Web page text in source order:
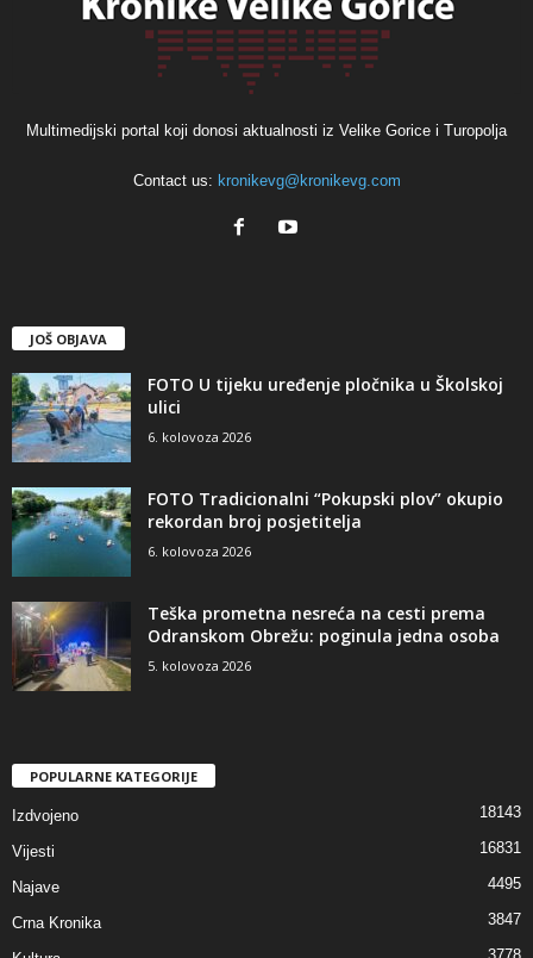
Multimedijski portal koji donosi aktualnosti iz Velike Gorice i Turopolja
Contact us: kronikevg@kronikevg.com
JOŠ OBJAVA
FOTO U tijeku uređenje pločnika u Školskoj
ulici
6. kolovoza 2026
FOTO Tradicionalni “Pokupski plov” okupio
rekordan broj posjetitelja
6. kolovoza 2026
Teška prometna nesreća na cesti prema
Odranskom Obrežu: poginula jedna osoba
5. kolovoza 2026
POPULARNE KATEGORIJE
Izdvojeno 18143
Vijesti 16831
Najave 4495
Crna Kronika 3847